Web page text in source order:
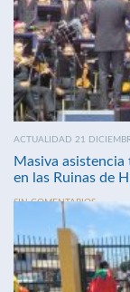
ACTUALIDAD 21
Masiva
en las Ruinas de
SIN COMENTARIOS